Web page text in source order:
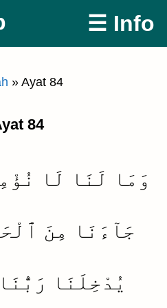
☰ Info
» Ayat 84
84
وَمَا لَنَا لَا
جَآءَنَا مِنَ
يُدْخِلَنَا